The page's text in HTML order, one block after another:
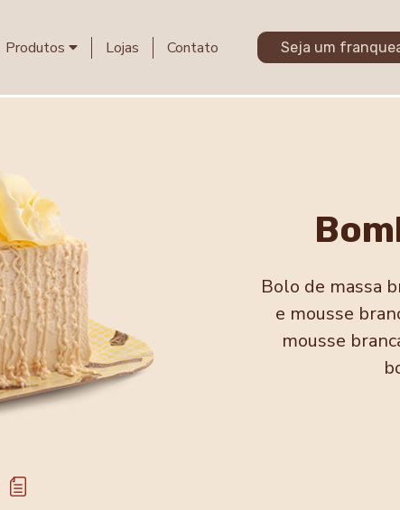
Produtos Lojas Contato Seja um
Bolo de massa
e mousse
mousse